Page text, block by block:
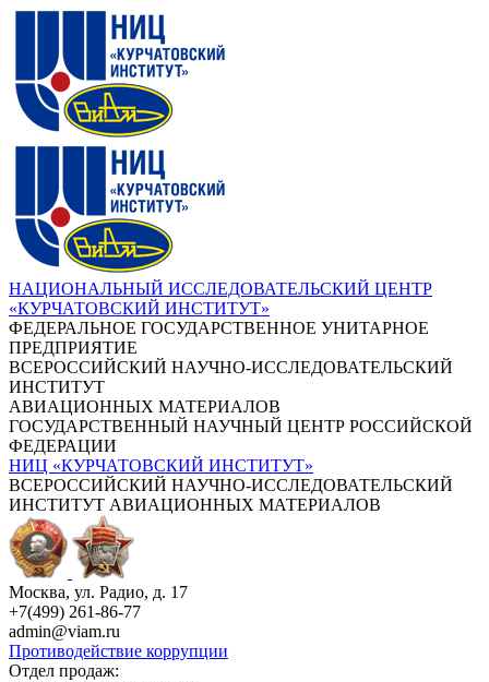
НАЦИОНАЛЬНЫЙ ИССЛЕДОВАТЕЛЬСКИЙ ЦЕНТР
«КУРЧАТОВСКИЙ ИНСТИТУТ»
ФЕДЕРАЛЬНОЕ ГОСУДАРСТВЕННОЕ УНИТАРНОЕ
ПРЕДПРИЯТИЕ
ВСЕРОССИЙСКИЙ НАУЧНО-ИССЛЕДОВАТЕЛЬСКИЙ
ИНСТИТУТ
АВИАЦИОННЫХ МАТЕРИАЛОВ
ГОСУДАРСТВЕННЫЙ НАУЧНЫЙ ЦЕНТР РОССИЙСКОЙ
ФЕДЕРАЦИИ
НИЦ «КУРЧАТОВСКИЙ ИНСТИТУТ»
ВСЕРОССИЙСКИЙ НАУЧНО-ИССЛЕДОВАТЕЛЬСКИЙ
ИНСТИТУТ АВИАЦИОННЫХ МАТЕРИАЛОВ
Москва, ул. Радио, д. 17
+7(499) 261-86-77
admin@viam.ru
Противодействие коррупции
Отдел продаж: